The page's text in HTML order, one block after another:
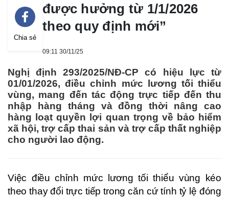
Chia sẻ
được hưởng từ 1/1/2026
theo quy định mới”
09:11 30/11/25
Nghị định 293/2025/NĐ-CP có hiệu lực từ
01/01/2026, điều chỉnh mức lương tối thiểu
vùng, mang đến tác động trực tiếp đến thu
nhập hàng tháng và đồng thời nâng cao
hàng loạt quyền lợi quan trọng về bảo hiểm
xã hội, trợ cấp thai sản và trợ cấp thất nghiệp
cho người lao động.
Việc điều chỉnh mức lương tối thiểu vùng kéo
theo thay đổi trực tiếp trong căn cứ tính tỷ lệ đóng